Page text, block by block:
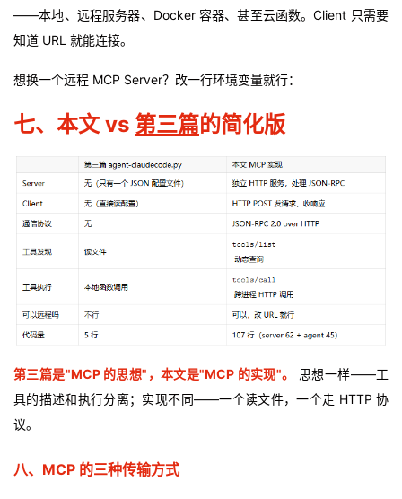
——本地、远程服务器、Docker 容器、甚至云函数。Client 只需要
知道 URL 就能连接。
想换一个远程 MCP Server？改一行环境变量就行：
七、本文 vs 第三篇的简化版
第三篇是"MCP 的思想"，本文是"MCP 的实现"。
思想一样——工
具的描述和执行分离；实现不同——一个读文件，一个走 HTTP 协
议。
八、MCP 的三种传输方式